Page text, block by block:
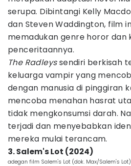
serupa. Dibintangi Kelly
dan Steven Waddington, film
memadukan genre horor dan
penceritaannya.
The Radleyssendiri berkisah
keluarga vampir yang
dengan manusia di pinggiran
mencoba menahan hasrat
tidak mengkonsumsi darah.
terjadi dan menyebabkan
mereka mulai terancam.
3. Salem's Lot (2024)
adegan film Salem's Lot (dok. Max/Salem's Lot)